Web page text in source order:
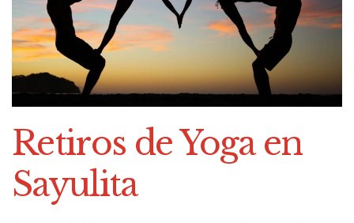
Retiros de Yoga en
Sayulita